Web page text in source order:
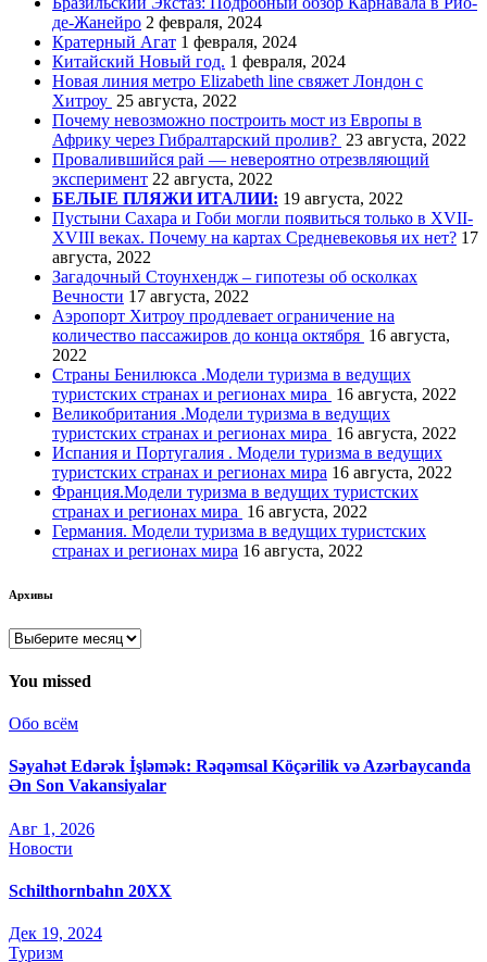
де-Жанейро 2 февраля, 2024
Кратерный Агат 1 февраля, 2024
Китайский Новый год. 1 февраля, 2024
Новая линия метро Elizabeth line свяжет Лондон с
Хитроу 25 августа, 2022
Почему невозможно построить мост из Европы в
Африку через Гибралтарский пролив? 23 августа, 2022
Провалившийся рай — невероятно отрезвляющий
эксперимент 22 августа, 2022
БЕЛЫЕ ПЛЯЖИ ИТАЛИИ: 19 августа, 2022
Пустыни Сахара и Гоби могли появиться только в XVII-
XVIII веках. Почему на картах Средневековья их нет? 17
августа, 2022
Загадочный Стоунхендж – гипотезы об осколках
Вечности 17 августа, 2022
Аэропорт Хитроу продлевает ограничение на
количество пассажиров до конца октября 16 августа,
2022
Страны Бенилюкса .Модели туризма в ведущих
туристских странах и регионах мира 16 августа, 2022
Великобритания .Модели туризма в ведущих
туристских странах и регионах мира 16 августа, 2022
Испания и Португалия . Модели туризма в ведущих
туристских странах и регионах мира 16 августа, 2022
Франция.Модели туризма в ведущих туристских
странах и регионах мира 16 августа, 2022
Германия. Модели туризма в ведущих туристских
странах и регионах мира 16 августа, 2022
Архивы
Архивы
You missed
Обо всём
Səyahət Edərək İşləmək: Rəqəmsal Köçərilik və Azərbaycanda
Ən Son Vakansiyalar
Авг 1, 2026
Новости
Schilthornbahn 20XX
Дек 19, 2024
Туризм